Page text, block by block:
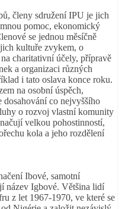
členy sdružení IPU je jich
pomoc, ekonomický
se jednou měsíčně
kultuře zvykem, o
charitativní účely, přípravě
a organizaci různých
i tato oslava konce roku.
na osobní úspěch,
co nejvyššího
o rozvoj vlastní komunity
velkou pohostinností,
kola a jeho rozdělení
Ibové, samotní
název Igbové. Většina lidí
z let 1967-1970, ve které se